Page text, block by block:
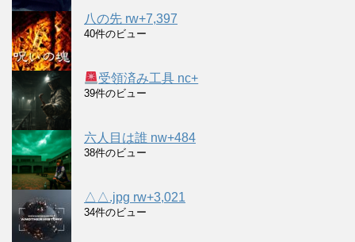
八の先 rw+7,397
40件のビュー
受領済み工具 nc+
39件のビュー
六人目は誰 nw+484
38件のビュー
△△.jpg rw+3,021
34件のビュー